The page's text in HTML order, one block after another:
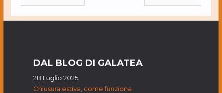
DAL BLOG DI GALATEA
28 Luglio 2025
Chiusura estiva, come funziona